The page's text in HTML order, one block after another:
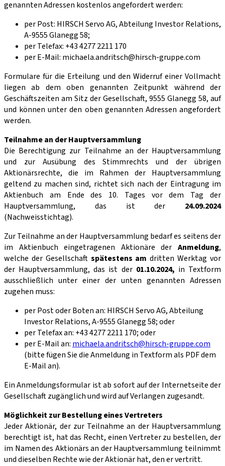
genannten Adressen kostenlos angefordert werden:
per Post: HIRSCH Servo AG, Abteilung Investor Relations,
A-9555 Glanegg 58;
per Telefax: +43 4277 2211 170
per E-Mail: michaela.andritsch@hirsch-gruppe.com
Formulare für die Erteilung und den Widerruf einer Vollmacht
liegen ab dem oben genannten Zeitpunkt während der
Geschäftszeiten am Sitz der Gesellschaft, 9555 Glanegg 58, auf
und können unter den oben genannten Adressen angefordert
werden.
Teilnahme an der Hauptversammlung
Die Berechtigung zur Teilnahme an der Hauptversammlung
und zur Ausübung des Stimmrechts und der übrigen
Aktionärsrechte, die im Rahmen der Hauptversammlung
geltend zu machen sind, richtet sich nach der Eintragung im
Aktienbuch am Ende des 10. Tages vor dem Tag der
Hauptversammlung, das ist der 24.09.2024
(Nachweisstichtag).
Zur Teilnahme an der Hauptversammlung bedarf es seitens der
im Aktienbuch eingetragenen Aktionäre der Anmeldung,
welche der Gesellschaft spätestens am dritten Werktag vor
der Hauptversammlung, das ist der 01.10.2024, in Textform
ausschließlich unter einer der unten genannten Adressen
zugehen muss:
per Post oder Boten an: HIRSCH Servo AG, Abteilung
Investor Relations, A-9555 Glanegg 58; oder
per Telefax an: +43 4277 2211 170; oder
per E-Mail an: michaela.andritsch@hirsch-gruppe.com
(bitte fügen Sie die Anmeldung in Textform als PDF dem
E-Mail an).
Ein Anmeldungsformular ist ab sofort auf der Internetseite der
Gesellschaft zugänglich und wird auf Verlangen zugesandt.
Möglichkeit zur Bestellung eines Vertreters
Jeder Aktionär, der zur Teilnahme an der Hauptversammlung
berechtigt ist, hat das Recht, einen Vertreter zu bestellen, der
im Namen des Aktionärs an der Hauptversammlung teilnimmt
und dieselben Rechte wie der Aktionär hat, den er vertritt.